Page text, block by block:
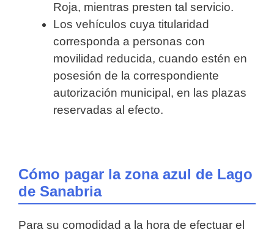
Roja, mientras presten tal servicio.
Los vehículos cuya titularidad
corresponda a personas con
movilidad reducida, cuando estén en
posesión de la correspondiente
autorización municipal, en las plazas
reservadas al efecto.
Cómo pagar la zona azul de Lago
de Sanabria
Para su comodidad a la hora de efectuar el